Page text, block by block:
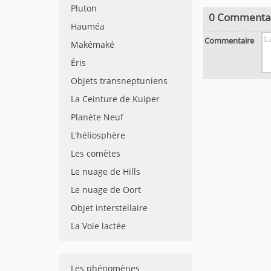
Pluton
Hauméa
Makémaké
Éris
Objets transneptuniens
La Ceinture de Kuiper
Planète Neuf
L'héliosphère
Les comètes
Le nuage de Hills
Le nuage de Oort
Objet interstellaire
La Voie lactée
Les phénomènes
0
Commentaire